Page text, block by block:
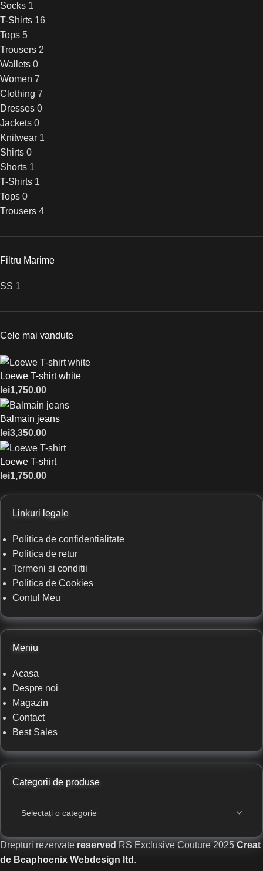
Socks 1
T-Shirts 16
Tops 5
Trousers 2
Wallets 0
Women 7
Clothing 7
Dresses 0
Jackets 0
Knitwear 1
Shirts 0
Shorts 1
T-Shirts 1
Tops 0
Trousers 4
Filtru Marime
SS 1
Cele mai vandute
Loewe T-shirt white
lei1,750.00
Balmain jeans
lei3,350.00
Loewe T-shirt
lei1,750.00
Linkuri legale
Politica de confidentialitate
Politica de retur
Termeni si conditii
Politica de Cookies
Contul Meu
Meniu
Acasa
Despre noi
Magazin
Contact
Best Sales
Categorii de produse
Drepturi rezervatereservedRS Exclusive Couture2025Creat
de Beaphoenix Webdesign ltd .